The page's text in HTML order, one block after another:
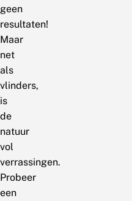
geen
resultaten!
Maar
net
als
vlinders,
is
de
natuur
vol
verrassingen.
Probeer
een